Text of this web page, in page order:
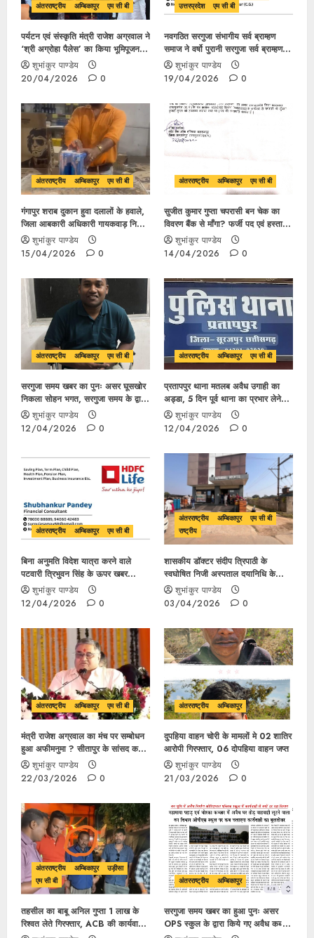
अंतरराष्ट्रीय अम्बिकापुर एम सी बी
पर्यटन एवं संस्कृति मंत्री राजेश अग्रवाल ने
‘श्री अग्रोहा पैलेस’ का किया भूमिपूजन,
150 अत्याधुनिक कमरों सहित भव्य परिसर
से मध्य भारत में बनेगी नई पहचान
शुभांकुर पाण्डेय
20/04/2026
0
उत्तरप्रदेश
एम सी बी
नवगठित सरगुजा संभागीय सर्व ब्राम्हण
समाज ने वर्षो पुरानी सरगुजा सर्व ब्राम्हण
समाज अंबिकापुर कों किया हाइजेक?,बने
बनाए सम्राज्य में अपना अस्तित्व खोजते
पोस्टर मैन?
शुभांकुर पाण्डेय
19/04/2026
0
अंतरराष्ट्रीय अम्बिकापुर एम सी बी
गंगापुर शराब दुकान हुवा दलालों के हवाले,
जिला आबकारी अधिकारी गायकवाड़ निकले
दलालों कों संरक्षण देने वाले माफिया
अधिकारी ?
शुभांकुर पाण्डेय
15/04/2026
0
अंतरराष्ट्रीय अम्बिकापुर एम सी बी
सुजीत कुमार गुप्ता चपरासी बन चेक का
विवरण बैंक से माँगा? फर्जी पद एवं हस्ताक्षर
का उपयोग कर किया गुमराह कार्यवाही
कब?
शुभांकुर पाण्डेय
14/04/2026
0
अंतरराष्ट्रीय अम्बिकापुर एम सी बी
सरगुजा समय खबर का पुनः असर घूसखोर
निकला सोहन भगत, सरगुजा समय के द्वारा
लगातार खबर छापने पर ACB की
कार्यवाही 1 लाख का रिश्वत लेते गिरफ्तार,
अब त्रिभुवन सिंह की बारी..
शुभांकुर पाण्डेय
12/04/2026
0
अंतरराष्ट्रीय अम्बिकापुर एम सी बी
प्रतापपुर थाना मतलब अवैध उगाही का
अड्डा, 5 दिन पूर्व थाना का प्रभार लेने
वाले प्रभारी कों एक स्टार साहब सीखा रहे
थानागिरी?
शुभांकुर पाण्डेय
12/04/2026
0
अंतरराष्ट्रीय अम्बिकापुर एम सी बी
बिना अनुमति विदेश यात्रा करने वाले
पटवारी त्रिभुवन सिंह के ऊपर खबर
प्रकाशन के एक माह बाद भी कार्यवाही
नहीं, किस अधिकारी के संरक्षण में तैयार हो
रहा फर्जी दस्तावेज?
शुभांकुर पाण्डेय
12/04/2026
0
अंतरराष्ट्रीय अम्बिकापुर
एम सी बी
राष्ट्रीय
शासकीय डॉक्टर संदीप त्रिपाठी के
स्वघोषित निजी अस्पताल दयानिधि के
संचालन पर ईमानदार सरगुजा कलेक्टर की
कार्यवाही कब..?
शुभांकुर पाण्डेय
03/04/2026
0
अंतरराष्ट्रीय अम्बिकापुर एम सी बी
मंत्री राजेश अग्रवाल का मंच पर सम्बोधन
हुआ अफीमनुमा ? सीतापुर के सांसद कभी
प्रबोध मिंज तो कभी रामकुमार टोप्पो, मंच
की गरिमा का उड़ाया मज़ाक
शुभांकुर पाण्डेय
22/03/2026
0
अंतरराष्ट्रीय अम्बिकापुर
दुपहिया वाहन चोरी के मामलों मे 02 शातिर
आरोपी गिरफ्तार, 06 दोपहिया वाहन जप्त
शुभांकुर पाण्डेय
21/03/2026
0
अंतरराष्ट्रीय अम्बिकापुर
उड़ीसा
एम सी बी
तहसील का बाबू अनिल गुप्ता 1 लाख के
रिश्वत लेते गिरफ्तार, ACB की कार्यवाही
अंतरराष्ट्रीय अम्बिकापुर
सरगुजा समय खबर का हुआ पुनः असर
OPS स्कुल के द्वारा किये गए अवैध कब्ज़ा